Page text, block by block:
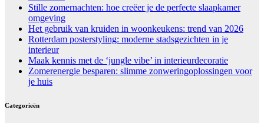
Stille zomernachten: hoe creëer je de perfecte slaapkamer
omgeving
Het gebruik van kruiden in woonkeukens: trend van 2026
Rotterdam posterstyling: moderne stadsgezichten in je
interieur
Maak kennis met de ‘jungle vibe’ in interieurdecoratie
Zomerenergie besparen: slimme zonweringoplossingen voor
je huis
Categorieën